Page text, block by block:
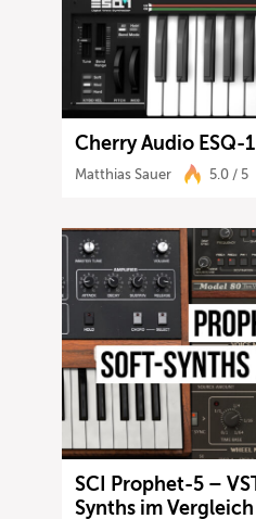
Cherry Audio ESQ-
Matthias Sauer 5.0 / 5
SCI Prophet-5 –
Synths im Vergleich